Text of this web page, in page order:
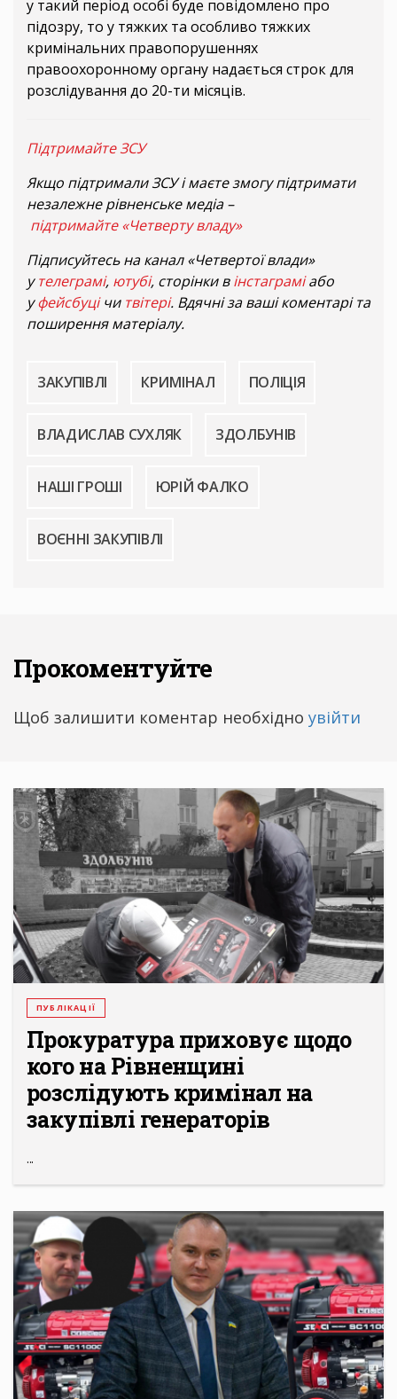
у такий період особі буде повідомлено про
підозру, то у тяжких та особливо тяжких
кримінальних правопорушеннях
правоохоронному органу надається строк для
розслідування до 20-ти місяців.
Підтримайте ЗСУ
Якщо підтримали ЗСУ і маєте змогу підтримати
незалежне рівненське медіа –
підтримайте «Четверту владу»
Підписуйтесь на канал «Четвертої влади»
утелеграмі, ютубі, сторінки вінстаграміабо
уфейсбуцічи твітері. Вдячні за ваші коментарі та
поширення матеріалу.
ЗАКУПІВЛІ КРИМІНАЛ ПОЛІЦІЯ
ВЛАДИСЛАВ СУХЛЯК ЗДОЛБУНІВ
НАШІ ГРОШІ ЮРІЙ ФАЛКО
ВОЄННІ ЗАКУПІВЛІ
Прокоментуйте
Щоб залишити коментар необхідно увійти
ПУБЛІКАЦІЇ
Прокуратура приховує щодо
кого на Рівненщині
розслідують кримінал на
закупівлі генераторів
...